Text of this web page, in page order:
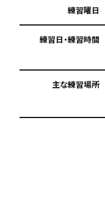
練習曜日
練習日・練習時間
主な練習場所